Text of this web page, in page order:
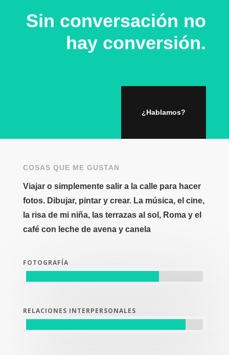
Sin conversación no
hay conversión.
¿Hablamos?
COSAS QUE ME GUSTAN
Viajar o simplemente salir a la calle para hacer
fotos. Dibujar, pintar y crear. La música, el cine,
la risa de mi niña, las terrazas al sol, Roma y el
café con leche de avena y canela
FOTOGRAFÍA
RELACIONES INTERPERSONALES